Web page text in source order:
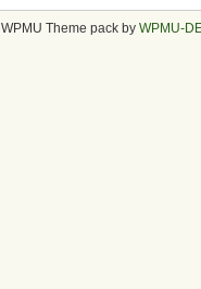
. WPMU Theme pack by WPMU-